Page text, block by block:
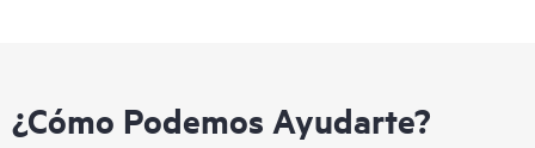
¿Cómo Podemos Ayudarte?